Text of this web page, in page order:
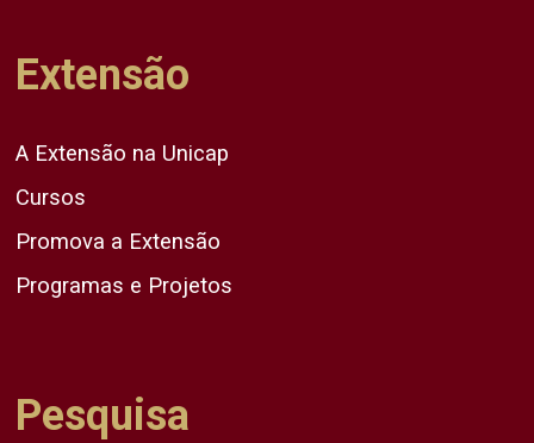
Extensão
A Extensão na Unicap
Cursos
Promova a Extensão
Programas e Projetos
Pesquisa